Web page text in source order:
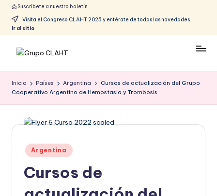
📩 Suscríbete a nuestro boletín
Visita el Congreso CLAHT 2025 y entérate de todas las novedades.
Ir al sitio
Inicio Países Argentina
Cursos de actualización del Grupo
Cooperativo Argentino de Hemostasia y Trombosis
Argentina
Cursos de